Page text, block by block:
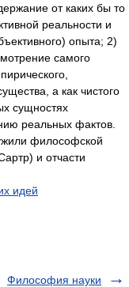
от каких бы то
реальности и
опыта; 2)
самого
а как чистого
сущностях
реальных фактов.
философской
и отчасти
идей
Философия науки